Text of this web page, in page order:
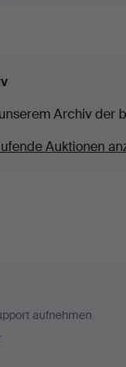
Archiv der
Auktionen
aufnehmen